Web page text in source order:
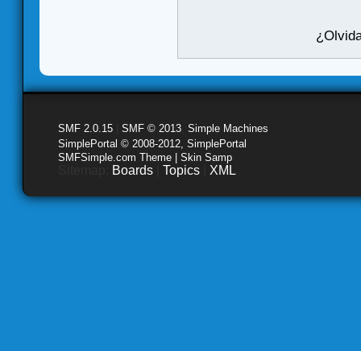
SMF 2.0.15 SMF © 2013 Simple Machines
SimplePortal © 2008-2012, SimplePortal
SMFSimple.com Theme | Skin Samp
Boards Topics XML